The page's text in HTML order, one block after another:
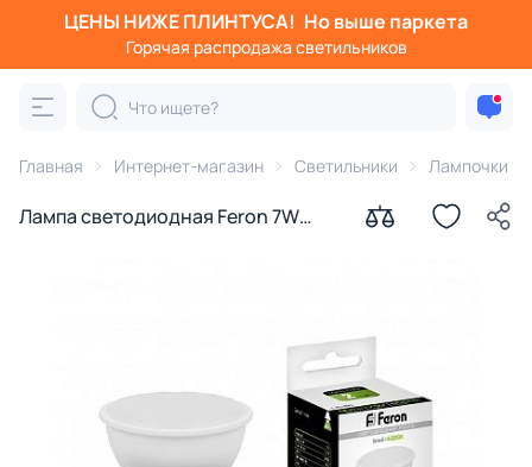
ЦЕНЫ НИЖЕ ПЛИНТУСА! Но выше паркета
Горячая распродажа светильников
Главная Интернет-магазин Светильники Лампочки
Лампа светодиодная Feron 7W